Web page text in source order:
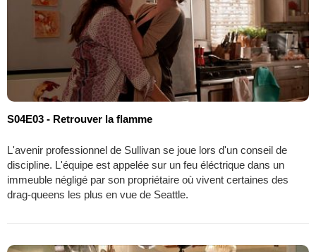
S04E03 - Retrouver la flamme
L'avenir professionnel de Sullivan se joue lors d'un conseil de
discipline. L'équipe est appelée sur un feu éléctrique dans un
immeuble négligé par son propriétaire où vivent certaines des
drag-queens les plus en vue de Seattle.